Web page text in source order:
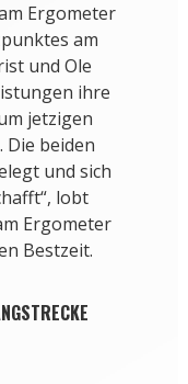
Ergometer
am
und Ole
ihre
jetzigen
Die beiden
und sich
lobt
Ergometer
Bestzeit.